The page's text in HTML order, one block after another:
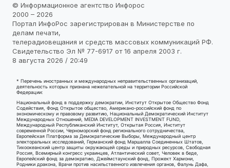
© Информационное агентство Инфорос
2000 – 2026
Портал ИнфоРос зарегистрирован в Министерстве по
делам печати,
телерадиовещания и средств массовых коммуникаций РФ.
Свидетельство Эл № 77-6917 от 16 апреля 2003 г.
8 августа 2026 / 20:49